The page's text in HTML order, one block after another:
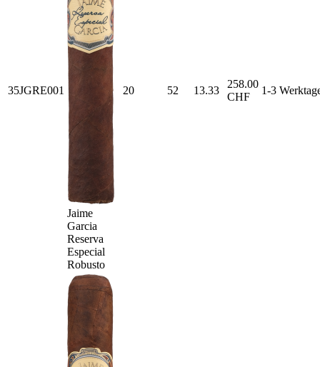
35JGRE001
Jaime
Garcia
Reserva
Especial
Robusto
20 52 13.33
258.00
CHF
1-3